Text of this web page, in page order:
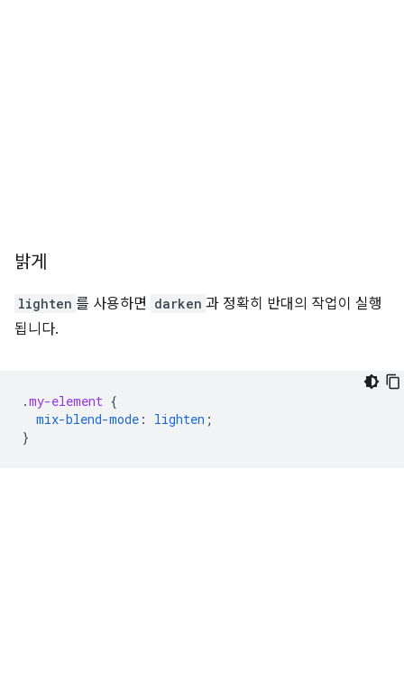
밝게
lighten 를 사용하면 darken 과 정확히 반대의 작업이 실행
됩니다.
.my-element {
mix-blend-mode : lighten ;
}